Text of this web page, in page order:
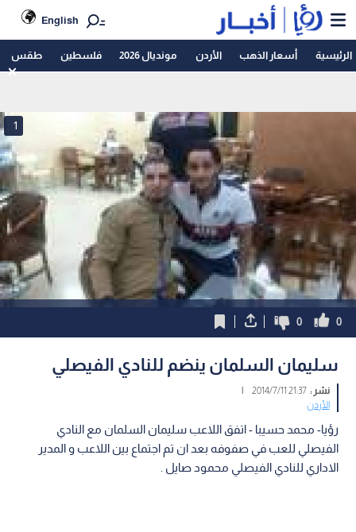
English
الرئيسية أسعار الذهب الأردن مونديال 2026 فلسطين طقس
1
0
0
سليمان السلمان ينضم للنادي الفيصلي
نشر :21:37 2014/7/11
|
الأردن
رؤيا- محمد حسيبا - اتفق اللاعب سليمان السلمان مع النادي
الفيصلي للعب في صفوفه بعد ان تم اجتماع بين اللاعب و المدير
الاداري للنادي الفيصلي محمود صايل .